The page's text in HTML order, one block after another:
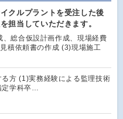
クルプラントを受注した後
担当していただきます。
総合仮設計画作成、現場経費
積依頼書の作成 (3)現場施工
方 (1)実務経験による監理技術
学科卒…